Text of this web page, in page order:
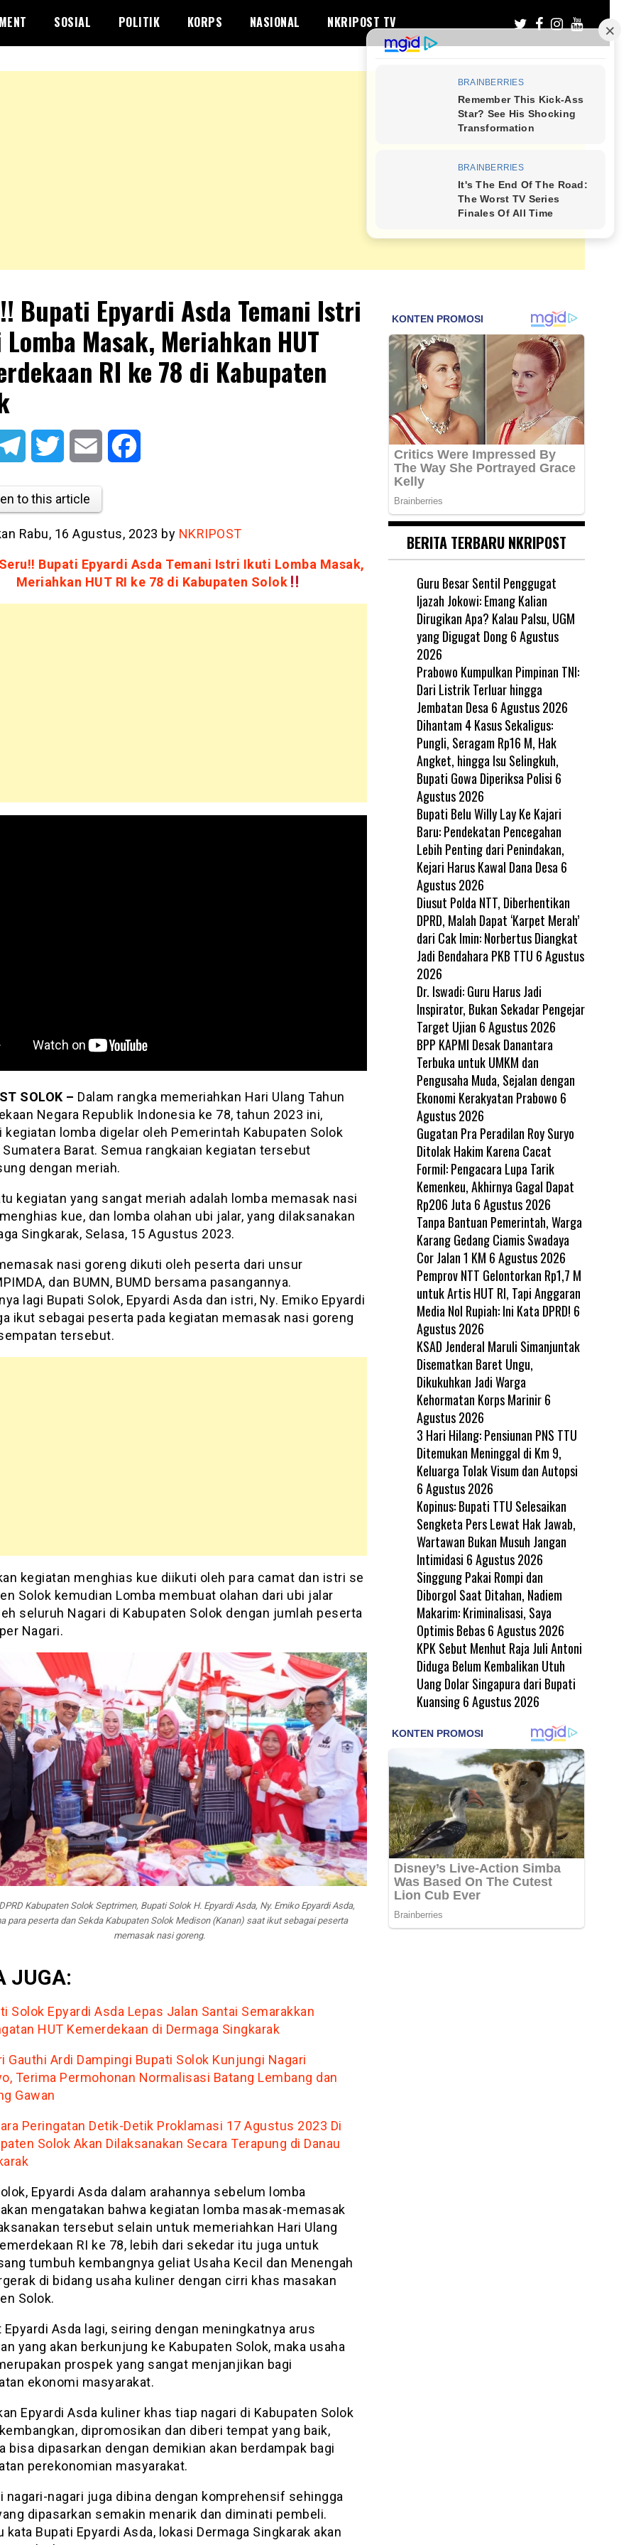
SOSIAL POLITIK KORPS NASIONAL NKRIPOST TV
Bupati Epyardi Asda Temani Istri
Masak, Meriahkan HUT
RI ke 78 di Kabupaten
Telegram Twitter Email
to this article
Rabu, 16 Agustus, 2023 by NKRIPOST
Bupati Epyardi Asda Temani Istri Ikuti Lomba Masak,
Meriahkan HUT RI ke 78 di Kabupaten Solok
SOLOK – Dalam rangka memeriahkan Hari Ulang Tahun
Negara Republik Indonesia ke 78, tahun 2023 ini,
kegiatan lomba digelar oleh Pemerintah Kabupaten Solok
Barat. Semua rangkaian kegiatan tersebut
dengan meriah.
kegiatan yang sangat meriah adalah lomba memasak nasi
kue, dan lomba olahan ubi jalar, yang dilaksanakan
Singkarak, Selasa, 15 Agustus 2023.
nasi goreng dikuti oleh peserta dari unsur
dan BUMN, BUMD bersama pasangannya.
lagi Bupati Solok, Epyardi Asda dan istri, Ny. Emiko Epyardi
ikut sebagai peserta pada kegiatan memasak nasi goreng
tersebut.
kegiatan menghias kue diikuti oleh para camat dan istri se
Solok kemudian Lomba membuat olahan dari ubi jalar
seluruh Nagari di Kabupaten Solok dengan jumlah peserta
Nagari.
Kabupaten Solok Septrimen, Bupati Solok H. Epyardi Asda, Ny. Emiko Epyardi Asda,
para peserta dan Sekda Kabupaten Solok Medison (Kanan) saat ikut sebagai peserta
memasak nasi goreng.
JUGA:
Solok Epyardi Asda Lepas Jalan Santai Semarakkan
HUT Kemerdekaan di Dermaga Singkarak
Gauthi Ardi Dampingi Bupati Solok Kunjungi Nagari
Terima Permohonan Normalisasi Batang Lembang dan
Gawan
Peringatan Detik-Detik Proklamasi 17 Agustus 2023 Di
Solok Akan Dilaksanakan Secara Terapung di Danau
Epyardi Asda dalam arahannya sebelum lomba
mengatakan bahwa kegiatan lomba masak-memasak
tersebut selain untuk memeriahkan Hari Ulang
RI ke 78, lebih dari sekedar itu juga untuk
tumbuh kembangnya geliat Usaha Kecil dan Menengah
di bidang usaha kuliner dengan cirri khas masakan
Solok.
Epyardi Asda lagi, seiring dengan meningkatnya arus
yang akan berkunjung ke Kabupaten Solok, maka usaha
prospek yang sangat menjanjikan bagi
ekonomi masyarakat.
Epyardi Asda kuliner khas tiap nagari di Kabupaten Solok
dipromosikan dan diberi tempat yang baik,
bisa dipasarkan dengan demikian akan berdampak bagi
perekonomian masyarakat.
nagari-nagari juga dibina dengan komprehensif sehingga
dipasarkan semakin menarik dan diminati pembeli.
kata Bupati Epyardi Asda, lokasi Dermaga Singkarak akan
BERITA TERBARU NKRIPOST
Guru Besar Sentil Penggugat
Ijazah Jokowi: Emang Kalian
Dirugikan Apa? Kalau Palsu, UGM
yang Digugat Dong 6 Agustus
2026
Prabowo Kumpulkan Pimpinan TNI:
Dari Listrik Terluar hingga
Jembatan Desa 6 Agustus 2026
Dihantam 4 Kasus Sekaligus:
Pungli, Seragam Rp16 M, Hak
Angket, hingga Isu Selingkuh,
Bupati Gowa Diperiksa Polisi 6
Agustus 2026
Bupati Belu Willy Lay Ke Kajari
Baru: Pendekatan Pencegahan
Lebih Penting dari Penindakan,
Kejari Harus Kawal Dana Desa 6
Agustus 2026
Diusut Polda NTT, Diberhentikan
DPRD, Malah Dapat ‘Karpet Merah’
dari Cak Imin: Norbertus Diangkat
Jadi Bendahara PKB TTU 6 Agustus
2026
Dr. Iswadi: Guru Harus Jadi
Inspirator, Bukan Sekadar Pengejar
Target Ujian 6 Agustus 2026
BPP KAPMI Desak Danantara
Terbuka untuk UMKM dan
Pengusaha Muda, Sejalan dengan
Ekonomi Kerakyatan Prabowo 6
Agustus 2026
Gugatan Pra Peradilan Roy Suryo
Ditolak Hakim Karena Cacat
Formil: Pengacara Lupa Tarik
Kemenkeu, Akhirnya Gagal Dapat
Rp206 Juta 6 Agustus 2026
Tanpa Bantuan Pemerintah, Warga
Karang Gedang Ciamis Swadaya
Cor Jalan 1 KM 6 Agustus 2026
Pemprov NTT Gelontorkan Rp1,7 M
untuk Artis HUT RI, Tapi Anggaran
Media Nol Rupiah: Ini Kata DPRD! 6
Agustus 2026
KSAD Jenderal Maruli Simanjuntak
Disematkan Baret Ungu,
Dikukuhkan Jadi Warga
Kehormatan Korps Marinir 6
Agustus 2026
3 Hari Hilang: Pensiunan PNS TTU
Ditemukan Meninggal di Km 9,
Keluarga Tolak Visum dan Autopsi
6 Agustus 2026
Kopinus: Bupati TTU Selesaikan
Sengketa Pers Lewat Hak Jawab,
Wartawan Bukan Musuh Jangan
Intimidasi 6 Agustus 2026
Singgung Pakai Rompi dan
Diborgol Saat Ditahan, Nadiem
Makarim: Kriminalisasi, Saya
Optimis Bebas 6 Agustus 2026
KPK Sebut Menhut Raja Juli Antoni
Diduga Belum Kembalikan Utuh
Uang Dolar Singapura dari Bupati
Kuansing 6 Agustus 2026